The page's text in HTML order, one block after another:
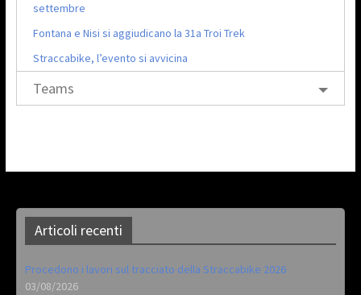
settembre
Fontana e Nisi si aggiudicano la 31a Troi Trek
Straccabike, l’evento si avvicina
Teams
Articoli recenti
Procedono i lavori sul tracciato della Straccabike 2026
03/08/2026